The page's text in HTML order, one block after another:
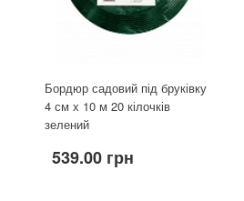
Бордюр садовий під бруківку
4 см х 10 м 20 кілочків
зелений
539.00 грн